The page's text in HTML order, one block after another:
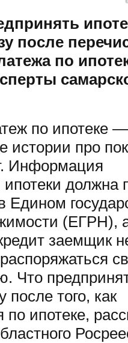
после
по
по ипотеке
истории про
Информация
должна
Едином
(ЕГРН),
заемщик
Что
после того, как
по ипотеке,